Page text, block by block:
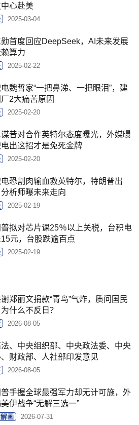
心赴美
2025-03-04
首度回应DeepSeek，AI未来发展
算力
2025-02-22
魏哲家“一把鼻涕、一把眼泪”，建
2大痛苦原因
2025-02-20
昔对合作英特尔态度曝光，外媒曝
出这招才是免死金牌
2025-02-20
恐割肉输血救英特尔，特朗普出
析师曝未来走向
2025-02-19
拟对芯片课25％以上关税，台积电
元，台股跌逾百点
2025-02-19
谢郑丽文捐款“青鸟”气炸，质问国民
什么不反日？
2026-08-05
、中央组织部、中央政法委、中央
财政部、人社部印发意见
2026-08-05
手握全球最强军力却无计可施，外
伊战争“无解三选一”
画 2026-07-31